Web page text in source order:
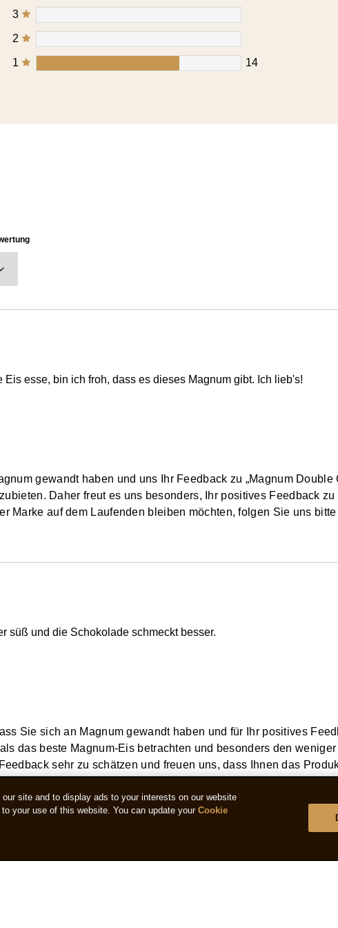
3
2
1 14
esse, bin ich froh, dass es dieses Magnum gibt. Ich lieb's!
gewandt haben und uns Ihr Feedback zu „Magnum
Daher freut es uns besonders, Ihr positives Feedback
Marke auf dem Laufenden bleiben möchten, folgen Sie uns
süß und die Schokolade schmeckt besser.
Sie sich an Magnum gewandt haben und für Ihr positives
das beste Magnum-Eis betrachten und besonders den
sehr zu schätzen und freuen uns, dass Ihnen das
site and to display ads to your interests on our website
your use of this website. You can update your Cookie